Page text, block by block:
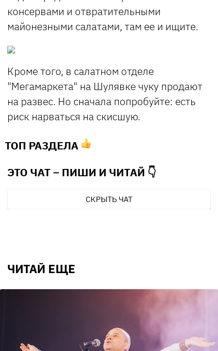
консервами и отвратительными
майонезными салатами, там ее и ищите.
Кроме того, в салатном отделе
"Мегамаркета" на Шулявке чуку продают
на развес. Но сначала попробуйте: есть
риск нарваться на скисшую.
ТОП РАЗДЕЛА
ЭТО ЧАТ – ПИШИ И ЧИТАЙ 👇
СКРЫТЬ ЧАТ
ЧИТАЙ ЕЩЕ